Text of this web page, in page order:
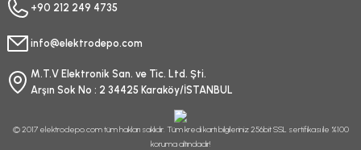
+90 212 249 4735
info@elektrodepo.com
M.T.V Elektronik San. ve Tic. Ltd. Şti.
Arşın Sok No : 2 34425 Karaköy/İSTANBUL
© 2017 elektrodepo.com tüm hakları saklıdır. Tüm kredi kartı bilgileriniz 256bit SSL sertifikası ile %100
koruma altındadır!